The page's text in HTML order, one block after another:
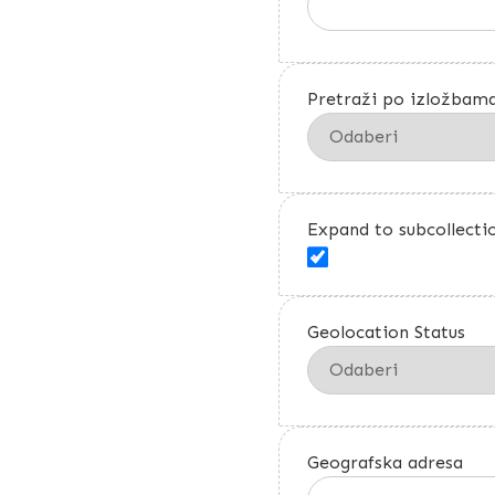
Pretraži po
Expand to
Geolocation Status
Geografska adresa